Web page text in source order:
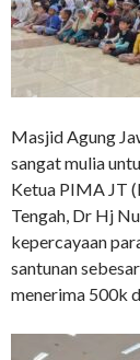
Masjid Agung
sangat mulia
Ketua PIMA JT
Tengah, Dr Hj
kepercayaan
santunan
menerima 500k